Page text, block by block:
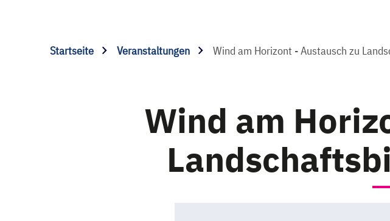
Startseite Veranstaltungen Wind am Horizont - Austausch zu
Wind am